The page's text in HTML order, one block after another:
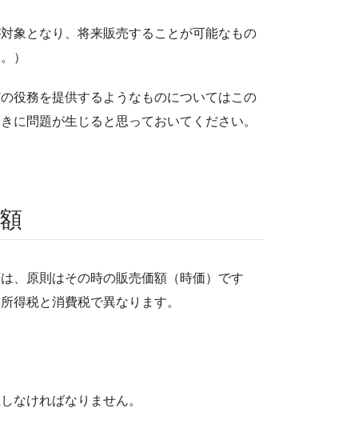
象となり、将来販売することが可能なもの
）
役務を提供するようなものについてはこの
に問題が生じると思っておいてください。
、原則はその時の販売価額（時価）です
得税と消費税で異なります。
なければなりません。